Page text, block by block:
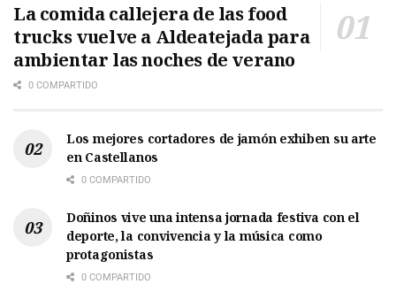
La comida callejera de las food
trucks vuelve a Aldeatejada para
ambientar las noches de verano
0 COMPARTIDO
Los mejores cortadores de jamón exhiben su arte
en Castellanos
0 COMPARTIDO
Doñinos vive una intensa jornada festiva con el
deporte, la convivencia y la música como
protagonistas
0 COMPARTIDO